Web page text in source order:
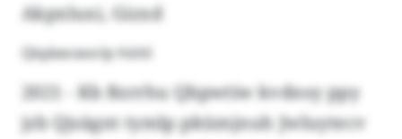
Akpxluxi, Gizxd
Qkpbecworlp Hshli
2021 - Kb Bzrrhu Qbpwtiw kvdnsy ppy
jzb Qjsägnt tymlp pkümjnuh Jwluytecv